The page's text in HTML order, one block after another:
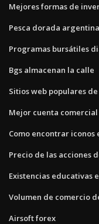
Mejores formas de
Pesca dorada argentina
Programas bursátiles
Bgs almacenan la calle
Sitios web populares
Mejor cuenta
Como encontrar iconos
Precio de las acciones
Existencias educativas
Volumen de comercio
Airsoft forex